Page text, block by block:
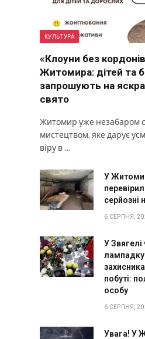
КУЛЬТУРА
«Клоуни без
Житомира: дітей та
запрошують на
свято
Житомир уже незабаром
мистецтвом, яке дарує
віру в …
У
серйозні
6 СЕРПНЯ,
У Звягелі
побуті:
особу
6 СЕРПНЯ,
Увага! У